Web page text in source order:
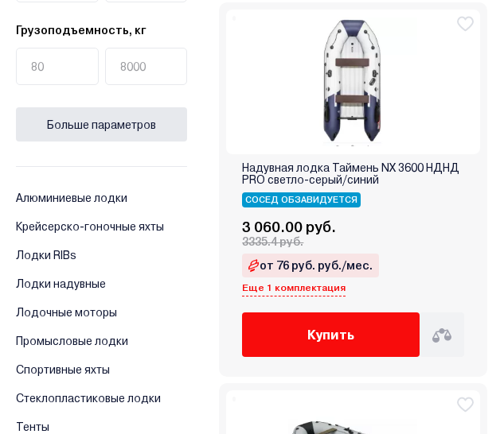
Грузоподъемность, кг
Больше параметров
Алюминиевые лодки
Крейсерско-гоночные яхты
Лодки RIBs
Лодки надувные
Лодочные моторы
Промысловые лодки
Спортивные яхты
Стеклопластиковые лодки
Тенты
Надувная лодка Таймень NX 3600 НДНД
PRO светло-серый/синий
СОСЕД ОБЗАВИДУЕТСЯ
3 060.00 руб.
3335.4 руб.
от 76 руб. руб./мес.
Еще 1 комплектация
Купить